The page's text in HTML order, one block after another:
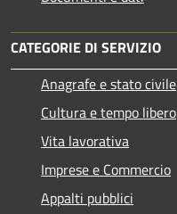
CATEGORIE DI SERVIZIO
Anagrafe e stato civile
Cultura e tempo libero
Vita lavorativa
Imprese e Commercio
Appalti pubblici